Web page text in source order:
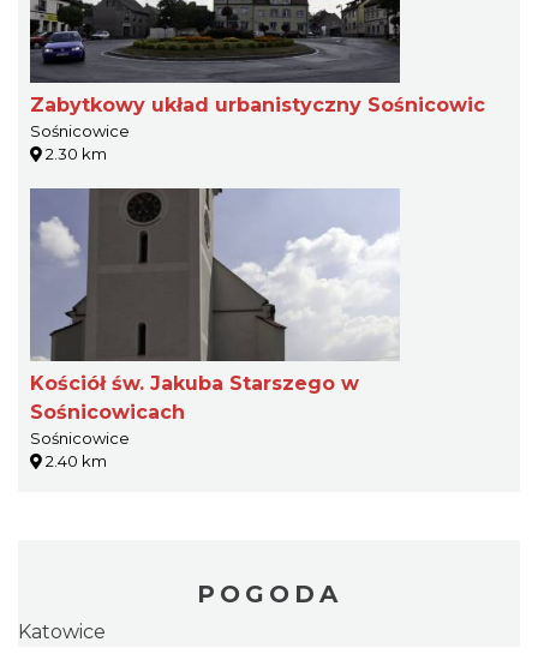
Zabytkowy układ urbanistyczny Sośnicowic
Sośnicowice
2.30 km
Kościół św. Jakuba Starszego w
Sośnicowicach
Sośnicowice
2.40 km
POGODA
Katowice